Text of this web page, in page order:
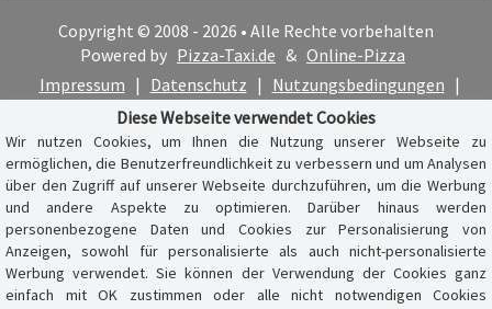
Copyright © 2008 - 2026 • Alle Rechte vorbehalten
Powered by Pizza-Taxi.de & Online-Pizza
Impressum | Datenschutz | Nutzungsbedingungen |
Cookie-Hinweis
Diese Webseite verwendet Cookies
Wir nutzen Cookies, um Ihnen die Nutzung unserer Webseite zu
ermöglichen, die Benutzerfreundlichkeit zu verbessern und um Analysen
über den Zugriff auf unserer Webseite durchzuführen, um die Werbung
und andere Aspekte zu optimieren. Darüber hinaus werden
personenbezogene Daten und Cookies zur Personalisierung von
Anzeigen, sowohl für personalisierte als auch nicht-personalisierte
Werbung verwendet. Sie können der Verwendung der Cookies ganz
einfach mit OK zustimmen oder alle nicht notwendigen Cookies